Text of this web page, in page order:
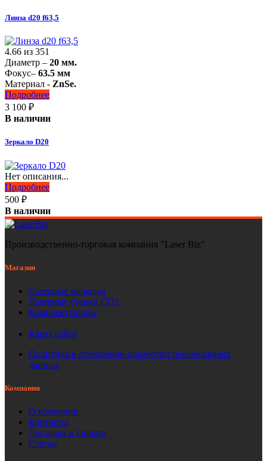
Линза d20 f63,5
4.66 из 351
Диаметр – 20 мм.
Фокус– 63.5 мм
Материал - ZnSe.
Подробнее
3 100 ₽
В наличии
Зеркало D20
Нет описания...
Подробнее
500 ₽
В наличии
Производственно-торговая компания "Laser Biz"
Магазин
Лазерные маркеры
Лазерные станки СО2
Комплектующие
Карта сайта
Политика в отношении обработки персональных
данных
Компания
О компании
Контакты
Доставка и Оплата
Статьи